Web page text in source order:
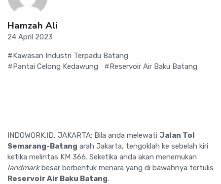
Hamzah Ali
24 April 2023
#Kawasan Industri Terpadu Batang
#Pantai Celong Kedawung
#Reservoir Air Baku Batang
INDOWORK.ID, JAKARTA: Bila anda melewati Jalan Tol
Semarang-Batang arah Jakarta, tengoklah ke sebelah kiri
ketika melintas KM 366. Seketika anda akan menemukan
landmarkbesar berbentuk menara yang di bawahnya tertulis
Reservoir Air Baku Batang.